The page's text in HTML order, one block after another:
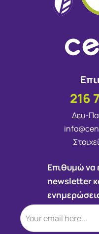
216
Δευ-
Επιθυμώ να
newsletter